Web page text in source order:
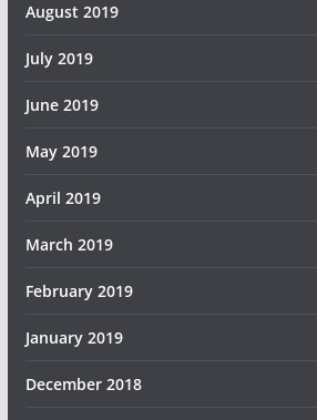
August 2019
July 2019
June 2019
May 2019
April 2019
March 2019
February 2019
January 2019
December 2018